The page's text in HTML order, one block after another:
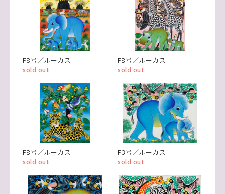
F8号／ルーカス
sold out
F8号／ルーカス
sold out
F8号／ルーカス
sold out
F3号／ルーカス
sold out